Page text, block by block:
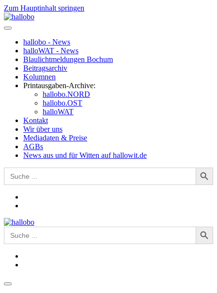
Zum Hauptinhalt springen
hallobo - News
halloWAT - News
Blaulichtmeldungen Bochum
Beitragsarchiv
Kolumnen
Printausgaben-Archive:
hallobo.NORD
hallobo.OST
halloWAT
Kontakt
Wir über uns
Mediadaten & Preise
AGBs
News aus und für Witten auf hallowit.de
Search
for:
Search Button
Search
for:
Search Button